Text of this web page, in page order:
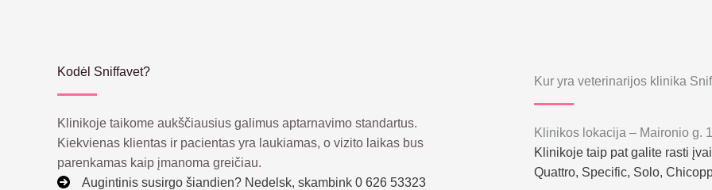
Kodėl Sniffavet?
Klinikoje taikome aukščiausius galimus aptarnavimo standartus.
Kiekvienas klientas ir pacientas yra laukiamas, o vizito laikas bus
parenkamas kaip įmanoma greičiau.
Augintinis susirgo šiandien? Nedelsk, skambink 0 626 53323
Kur yra veterinarijos klinika
Klinikos lokacija – Maironio g.
Klinikoje taip pat galite rasti
Quattro, Specific, Solo,